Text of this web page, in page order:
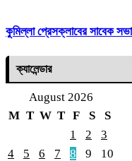
কুমিল্লা প্রেসক্লাবের সাবেক
ক্যালেন্ডার
August 2026
M T W T F S
S
1
2
3
4
5 6 7 8 9
10